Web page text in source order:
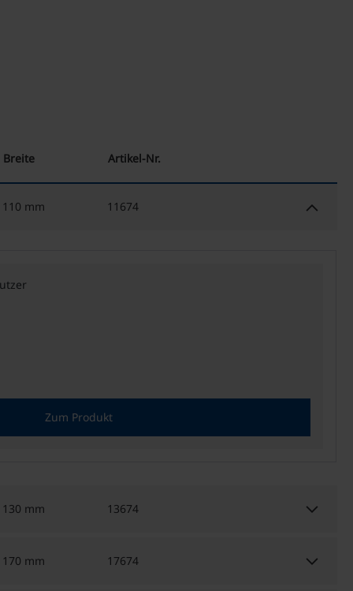
Breite Artikel-Nr.
110 mm 11674 keyboard_arrow_down
Zum Produkt
130 mm 13674 keyboard_arrow_down
170 mm 17674 keyboard_arrow_down